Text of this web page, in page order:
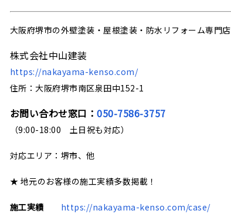
大阪府堺市の外壁塗装・屋根塗装・防水リフォーム専門店
株式会社中山建装
https://nakayama-kenso.com/
住所：大阪府堺市南区泉田中152-1
お問い合わせ窓口： 050-7586-3757
（9:00-18:00 土日祝も対応）
対応エリア：堺市、他
★ 地元のお客様の施工実績多数掲載！
施工実績
https://nakayama-kenso.com/case/